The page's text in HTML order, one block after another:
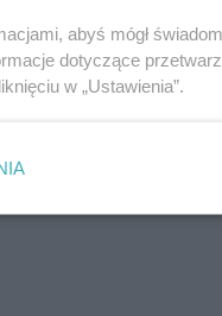
przez dwie osoby.
abyś mógł
dotyczące
w „Ustawienia”.